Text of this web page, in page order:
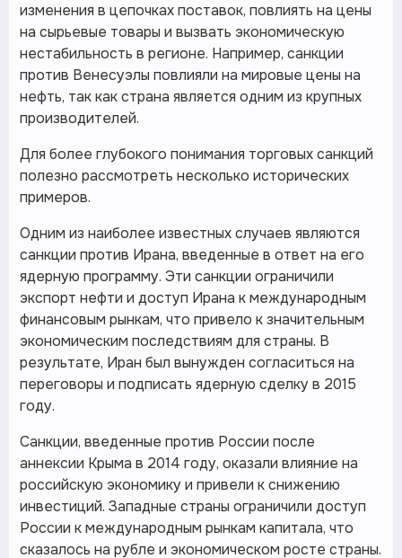
изменения в цепочках поставок, повлиять на цены
на сырьевые товары и вызвать экономическую
нестабильность в регионе. Например, санкции
против Венесуэлы повлияли на мировые цены на
нефть, так как страна является одним из крупных
производителей.
Для более глубокого понимания торговых санкций
полезно рассмотреть несколько исторических
примеров.
Одним из наиболее известных случаев являются
санкции против Ирана, введенные в ответ на его
ядерную программу. Эти санкции ограничили
экспорт нефти и доступ Ирана к международным
финансовым рынкам, что привело к значительным
экономическим последствиям для страны. В
результате, Иран был вынужден согласиться на
переговоры и подписать ядерную сделку в 2015
году.
Санкции, введенные против России после
аннексии Крыма в 2014 году, оказали влияние на
российскую экономику и привели к снижению
инвестиций. Западные страны ограничили доступ
России к международным рынкам капитала, что
сказалось на рубле и экономическом росте страны.